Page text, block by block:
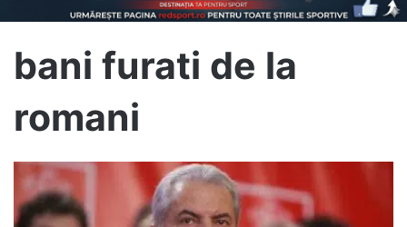
bani furati de la
romani